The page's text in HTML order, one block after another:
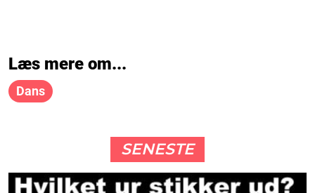
Læs mere om...
Dans
SENESTE